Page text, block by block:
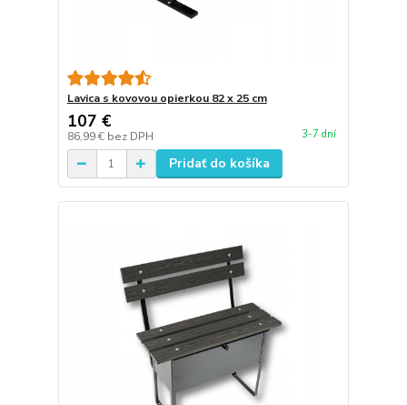
Lavica s kovovou opierkou 82 x 25 cm
107 €
86,99 € bez DPH 3-7 dní
Pridať do košíka